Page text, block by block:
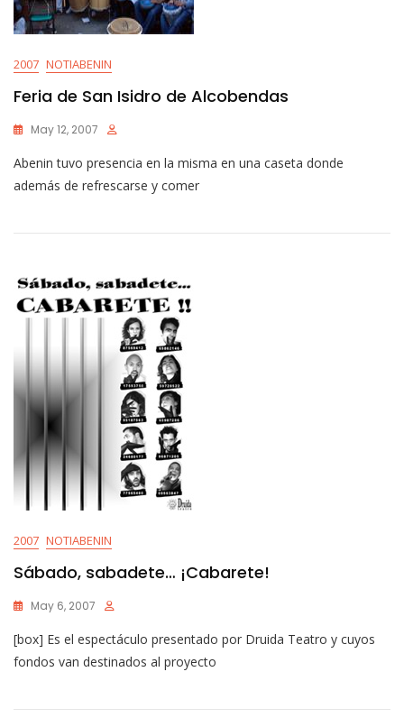
2007 NOTIABENIN
Feria de San Isidro de Alcobendas
May 12, 2007
Abenin tuvo presencia en la misma en una caseta donde
además de refrescarse y comer
2007 NOTIABENIN
Sábado, sabadete… ¡Cabarete!
May 6, 2007
[box] Es el espectáculo presentado por Druida Teatro y cuyos
fondos van destinados al proyecto